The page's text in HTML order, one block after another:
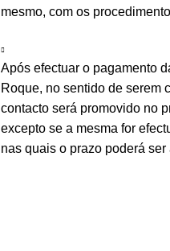
mesmo, com os
Após efectuar o pagamento
Roque, no sentido de serem
contacto será promovido no
excepto se a mesma for
nas quais o prazo poderá